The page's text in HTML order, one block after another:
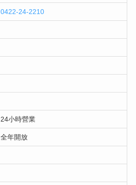
0422-24-2210
24小時營業
全年開放